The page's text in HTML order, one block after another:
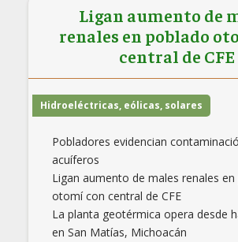
Ligan aumento de
renales en poblado
central de CFE
Hidroeléctricas, eólicas, solares
Pobladores evidencian
acuíferos
Ligan aumento de males renales
otomí con central de CFE
La planta geotérmica opera desde
en San Matías, Michoacán